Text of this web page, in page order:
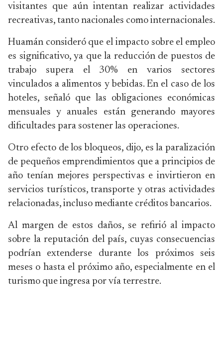
visitantes que aún intentan realizar actividades
recreativas, tanto nacionales como internacionales.
Huamán consideró que el impacto sobre el empleo
es significativo, ya que la reducción de puestos de
trabajo supera el 30% en varios sectores
vinculados a alimentos y bebidas. En el caso de los
hoteles, señaló que las obligaciones económicas
mensuales y anuales están generando mayores
dificultades para sostener las operaciones.
Otro efecto de los bloqueos, dijo, es la paralización
de pequeños emprendimientos que a principios de
año tenían mejores perspectivas e invirtieron en
servicios turísticos, transporte y otras actividades
relacionadas, incluso mediante créditos bancarios.
Al margen de estos daños, se refirió al impacto
sobre la reputación del país, cuyas consecuencias
podrían extenderse durante los próximos seis
meses o hasta el próximo año, especialmente en el
turismo que ingresa por vía terrestre.